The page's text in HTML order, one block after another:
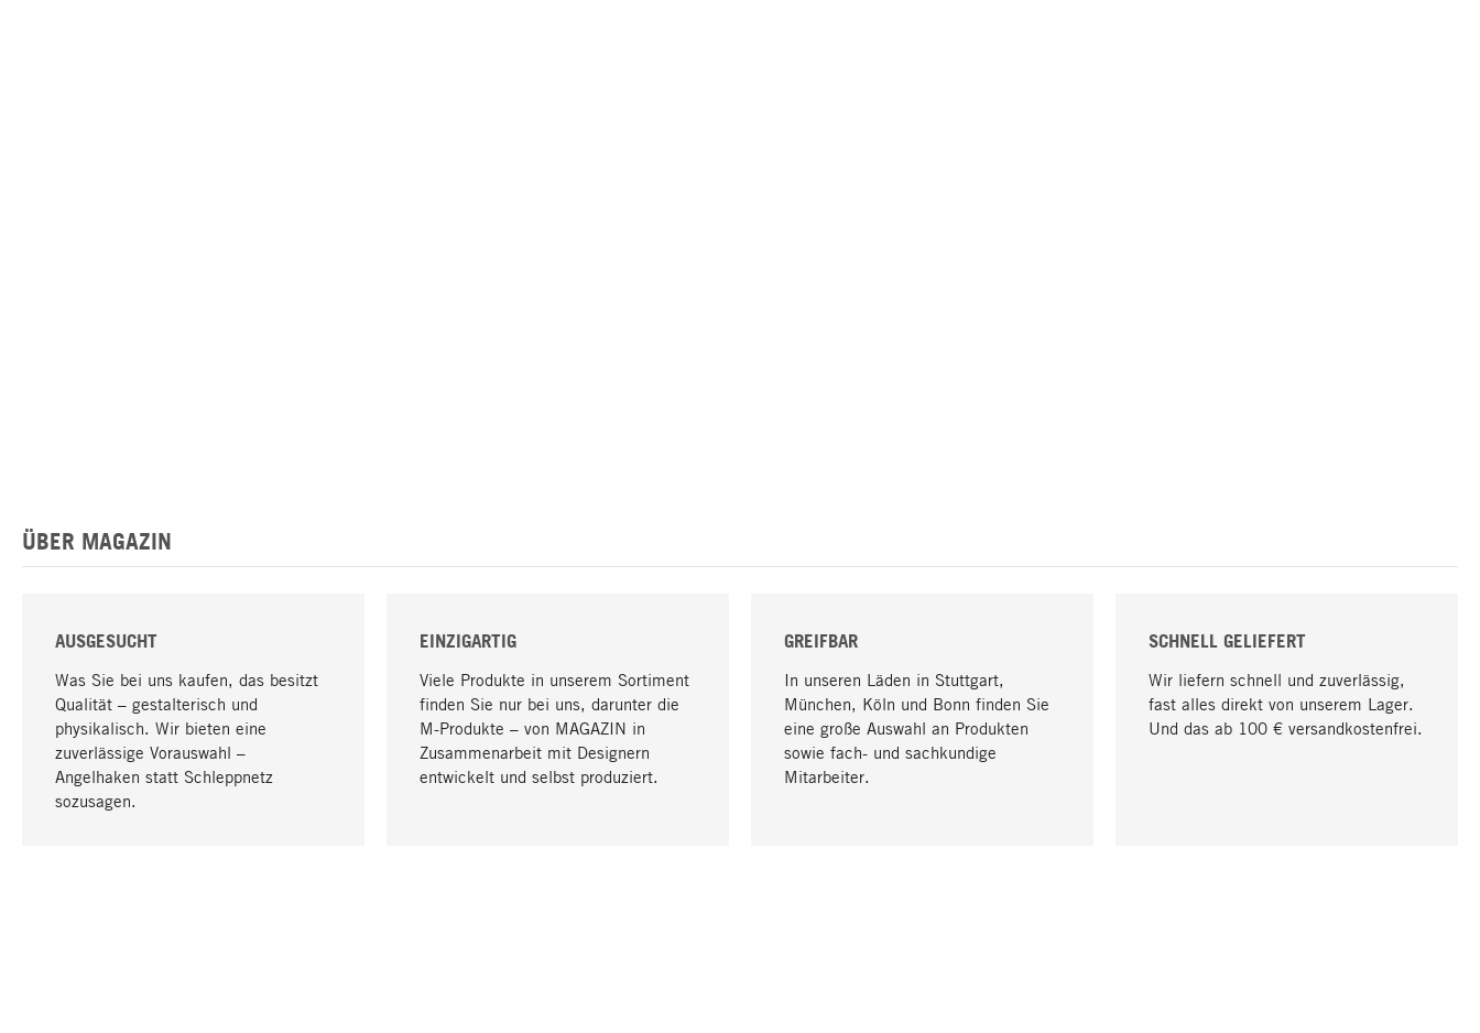
ÜBER MAGAZIN
AUSGESUCHT
Was Sie bei uns kaufen, das besitzt
Qualität – gestalterisch und
physikalisch. Wir bieten eine
zuverlässige Vorauswahl –
Angelhaken statt Schleppnetz
sozusagen.
EINZIGARTIG
Viele Produkte in unserem Sortiment
finden Sie nur bei uns, darunter die
M-Produkte – von MAGAZIN in
Zusammenarbeit mit Designern
entwickelt und selbst produziert.
GREIFBAR
In unseren Läden in Stuttgart,
München, Köln und Bonn finden Sie
eine große Auswahl an Produkten
sowie fach- und sachkundige
Mitarbeiter.
SCHNELL GELIEFERT
Wir liefern schnell und zuverlässig,
fast alles direkt von unserem Lager.
Und das ab 100 € versandkostenfrei.